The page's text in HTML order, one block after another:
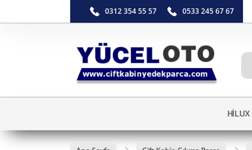
0312 354 55 57 0533 245 67 67
HİLUX